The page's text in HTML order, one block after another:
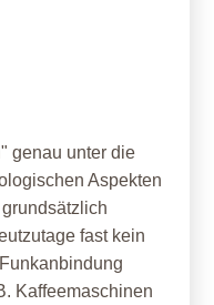
genau unter die
Aspekten
fast kein
Kaffeemaschinen